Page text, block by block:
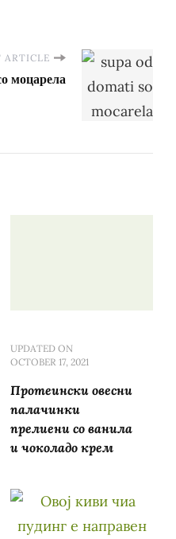
ARTICLE
моцарела
UPDATED ON
OCTOBER 17, 2021
Протеински овесни
палачинки
прелиени со ванила
и чоколадо крем